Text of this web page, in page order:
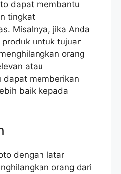
dapat membantu
tingkat
Misalnya, jika Anda
untuk tujuan
orang
atau
dapat memberikan
baik kepada
dengan latar
orang dari